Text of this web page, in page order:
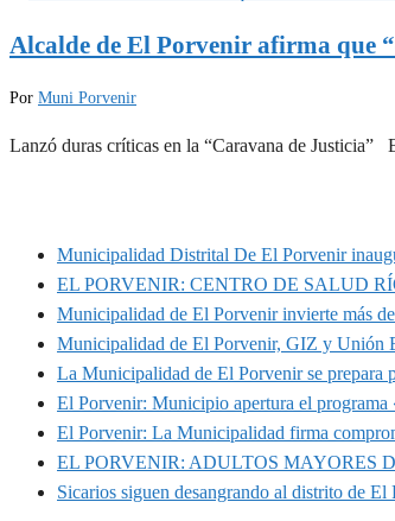
Alcalde de El Porvenir afirma que
Por Muni Porvenir
Lanzó duras críticas en la “Caravana de
Municipalidad Distrital De El Porvenir
EL PORVENIR: CENTRO DE SALUD
Municipalidad de El Porvenir invierte más
Municipalidad de El Porvenir, GIZ y Unión
La Municipalidad de El Porvenir se
El Porvenir: Municipio apertura el
El Porvenir: La Municipalidad firma
EL PORVENIR: ADULTOS MAYORES
Sicarios siguen desangrando al distrito de El